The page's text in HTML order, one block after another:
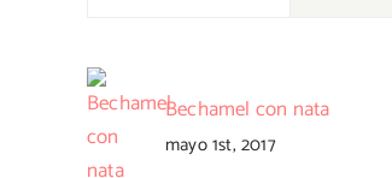
Bechamel con nata
mayo 1st, 2017